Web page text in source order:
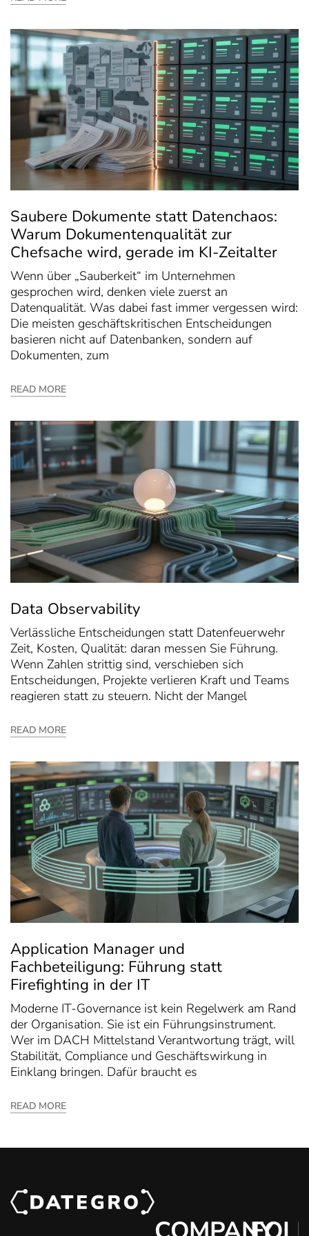
Saubere Dokumente statt Datenchaos:
Warum Dokumentenqualität zur
Chefsache wird, gerade im KI-Zeitalter
Wenn über „Sauberkeit“ im Unternehmen
gesprochen wird, denken viele zuerst an
Datenqualität. Was dabei fast immer vergessen wird:
Die meisten geschäftskritischen Entscheidungen
basieren nicht auf Datenbanken, sondern auf
Dokumenten, zum
READ MORE
Data Observability
Verlässliche Entscheidungen statt Datenfeuerwehr
Zeit, Kosten, Qualität: daran messen Sie Führung.
Wenn Zahlen strittig sind, verschieben sich
Entscheidungen, Projekte verlieren Kraft und Teams
reagieren statt zu steuern. Nicht der Mangel
READ MORE
Application Manager und
Fachbeteiligung: Führung statt
Firefighting in der IT
Moderne IT-Governance ist kein Regelwerk am Rand
der Organisation. Sie ist ein Führungsinstrument.
Wer im DACH Mittelstand Verantwortung trägt, will
Stabilität, Compliance und Geschäftswirkung in
Einklang bringen. Dafür braucht es
READ MORE